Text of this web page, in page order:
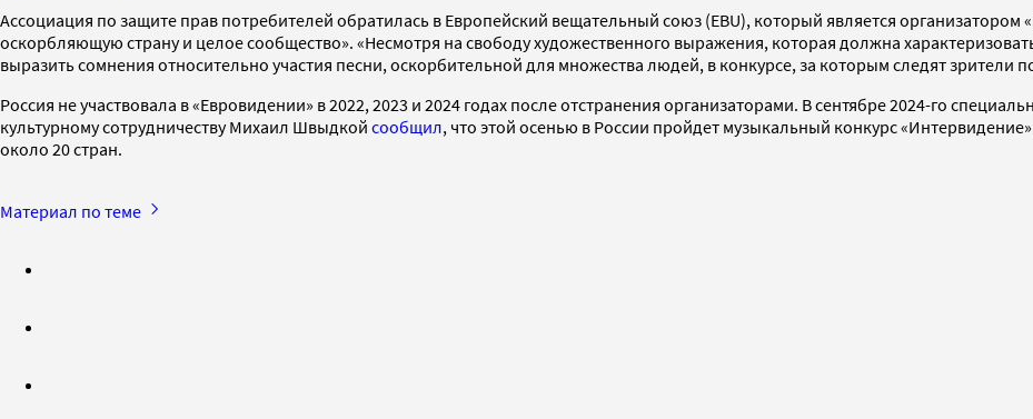
Ассоциация по защите прав потребителей обратилась в Европейский вещательный союз (EBU), который является
оскорбляющую страну и целое сообщество». «Несмотря на свободу художественного выражения, которая должна
выразить сомнения относительно участия песни, оскорбительной для множества людей, в конкурсе, за которым следят зрители
Россия не участвовала в «Евровидении» в 2022, 2023 и 2024 годах после отстранения организаторами. В сентябре 2024-го
культурному сотрудничеству Михаил Швыдкой сообщил, что этой осенью в России пройдет музыкальный конкурс
около 20 стран.
Материал по теме